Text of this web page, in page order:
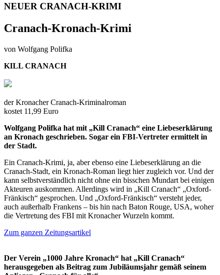
NEUER CRANACH-KRIMI
Cranach-Kronach-Krimi
von Wolfgang Polifka
KILL CRANACH
der Kronacher Cranach-Kriminalroman
kostet 11,99 Euro
Wolfgang Polifka hat mit „Kill Cranach“ eine Liebeserklärung
an Kronach geschrieben. Sogar ein FBI-Vertreter ermittelt in
der Stadt.
Ein Cranach-Krimi, ja, aber ebenso eine Liebeserklärung an die
Cranach-Stadt, ein Kronach-Roman liegt hier zugleich vor. Und der
kann selbstverständlich nicht ohne ein bisschen Mundart bei einigen
Akteuren auskommen. Allerdings wird in „Kill Cranach“ „Oxford-
Fränkisch“ gesprochen. Und „Oxford-Fränkisch“ versteht jeder,
auch außerhalb Frankens – bis hin nach Baton Rouge, USA, woher
die Vertretung des FBI mit Kronacher Wurzeln kommt.
Zum ganzen Zeitungsartikel
Der Verein „1000 Jahre Kronach“ hat „Kill Cranach“
herausgegeben als Beitrag zum Jubiläumsjahr gemäß seinem